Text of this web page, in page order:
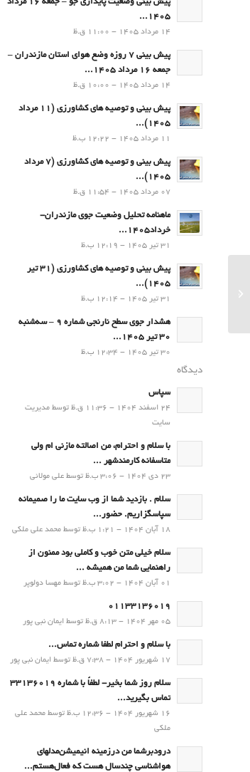
پیش بینی وضعیت پایداری جو – جمعه 16 مرداد
1405...
14 مرداد 1405 - 11:00 ق.ظ
پیش بینی 7 روزه وضع هوای استان مازندران –
جمعه 16 مرداد 1405...
14 مرداد 1405 - 10:00 ق.ظ
پیش بینی و توصیه های کشاورزی (11 مرداد
۱۴۰۵)...
11 مرداد 1405 - 12:22 ب.ظ
پیش بینی و توصیه های کشاورزی (7 مرداد
۱۴۰۵)...
07 مرداد 1405 - 11:54 ق.ظ
ماهنامه تحلیل وضعیت جوی مازندران-
خرداد1405...
31 تیر 1405 - 12:19 ب.ظ
پیش بینی و توصیه های کشاورزی (31 تیر
۱۴۰۵)...
31 تیر 1405 - 12:14 ب.ظ
هشدار جوی سطح نارنجی شماره 9 – سه‌شنبه
30 تیر 1405...
30 تیر 1405 - 12:34 ب.ظ
دیدگاه
سپاس
24 اسفند 1404 - 11:36 ق.ظ توسط مدیریت
سایت
با سلام و احترام، من اصالته مازنی ام ولی
متاسفانه کارمندشهر ...
23 دی 1404 - 3:06 ب.ظ توسط علی مولائی
سلام . بازدید شما از وب سایت ما را صمیمانه
سپاسگزاریم. حضور...
18 آبان 1404 - 1:21 ب.ظ توسط محمد علی ملکی
سلام خیلی متن خوب و کاملی بود ممنون از
راهنمایی شما من همیشه ...
01 آبان 1404 - 3:02 ب.ظ توسط مهسا دولوپر
01133136019
05 مهر 1404 - 8:13 ق.ظ توسط ایمان نبی پور
با سلام و احترام لطفا شماره تماس...
17 شهریور 1404 - 7:38 ق.ظ توسط ایمان نبی پور
سلام روز شما بخیر- لطفاً با شماره 33136019
تماس بگیرید...
16 شهریور 1404 - 12:36 ب.ظ توسط محمد علی
ملکی
درودبرشما من درزمینه انیمیشن‌مدلهای
هواشناسی چندسال هست که فعال‌هستم...